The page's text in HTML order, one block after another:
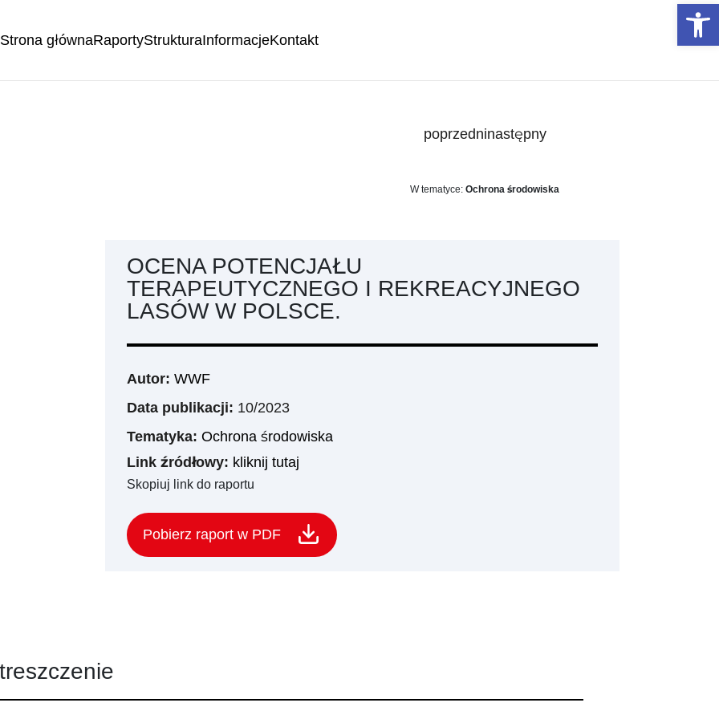
Strona głównaRaportyStrukturaInformacjeKontakt
poprzedninastępny
W tematyce: Ochrona środowiska
OCENA POTENCJAŁU
TERAPEUTYCZNEGO I REKREACYJNEGO
LASÓW W POLSCE.
Autor: WWF
Data publikacji: 10/2023
Tematyka: Ochrona środowiska
Link źródłowy: kliknij tutaj
Skopiuj link do raportu
Pobierz raport w PDF